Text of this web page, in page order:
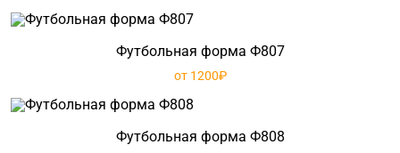
Футбольная форма Ф807
от 1200₽
Футбольная форма Ф808